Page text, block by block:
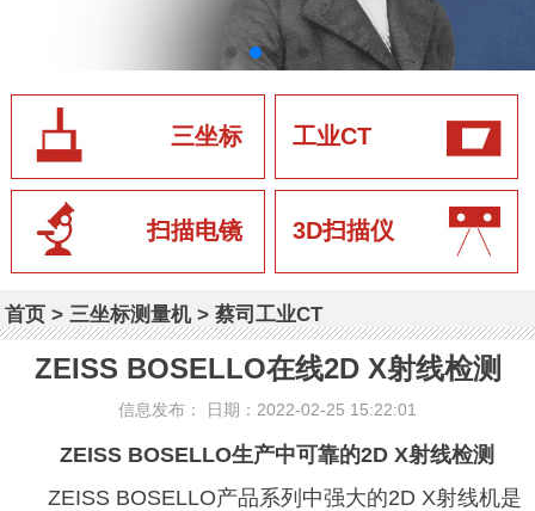
三坐标 工业CT
扫描电镜 3D扫描仪
首页 > 三坐标测量机>蔡司工业CT
ZEISS BOSELLO在线2D X射线检测
信息发布： 日期：2022-02-25 15:22:01
ZEISS BOSELLO生产中可靠的2D X射线检测
ZEISS BOSELLO产品系列中强大的2D X射线机是